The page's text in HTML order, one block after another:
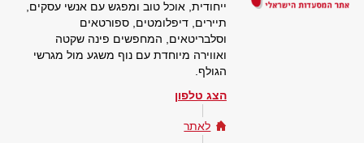
ייחודית, אוכל טוב ומפגש עם אנשי עסקים,
תיירים, דיפלומטים, ספורטאים
וסלבריטאים, המחפשים פינה שקטה
ואווירה מיוחדת עם נוף משגע מול מגרשי
הגולף.
הצג טלפון
לאתר